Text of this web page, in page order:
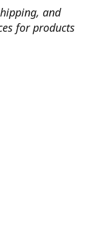
and
for products